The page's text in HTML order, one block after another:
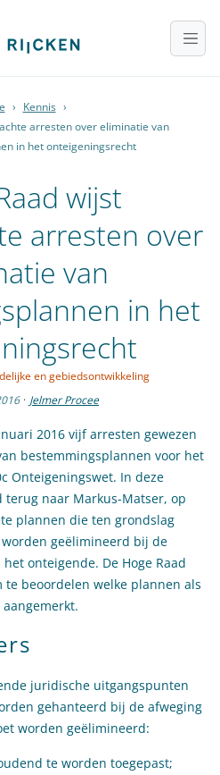
› Kennis ›
arresten over eliminatie van
in het onteigeningsrecht
wijst
arresten over
van
in het
en gebiedsontwikkeling
· Jelmer Procee
2016 vijf arresten gewezen
bestemmingsplannen voor het
Onteigeningswet. In deze
terug naar Markus-Matser, op
plannen die ten grondslag
geëlimineerd bij de
onteigende. De Hoge Raad
beoordelen welke plannen als
aangemerkt.
juridische uitgangspunten
gehanteerd bij de afweging
worden geëlimineerd:
te worden toegepast;